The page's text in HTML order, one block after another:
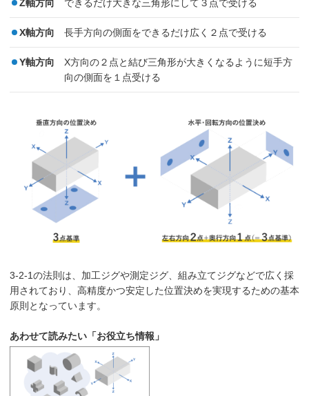
Z軸方向 できるだけ大きな三角形にして３点で受ける
X軸方向 長手方向の側面をできるだけ広く２点で受ける
Y軸方向
X方向の２点と結び三角形が大きくなるように短手方
向の側面を１点受ける
3-2-1の法則は、加工ジグや測定ジグ、組み立てジグなどで広く採
用されており、高精度かつ安定した位置決めを実現するための基本
原則となっています。
あわせて読みたい「お役立ち情報」